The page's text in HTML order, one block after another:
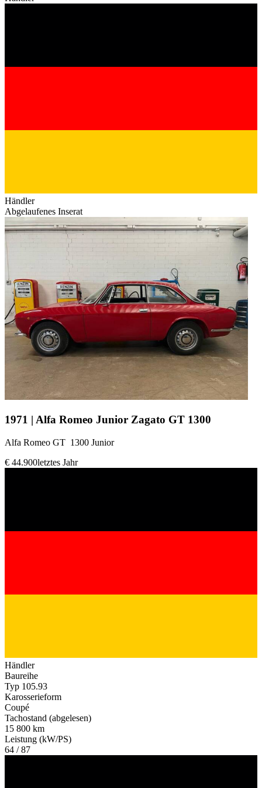
Händler
Abgelaufenes Inserat
1971 | Alfa Romeo Junior Zagato GT 1300
Alfa Romeo GT 1300 Junior
€ 44.900letztes Jahr
Händler
Baureihe
Typ 105.93
Karosserieform
Coupé
Tachostand (abgelesen)
15 800 km
Leistung (kW/PS)
64 / 87